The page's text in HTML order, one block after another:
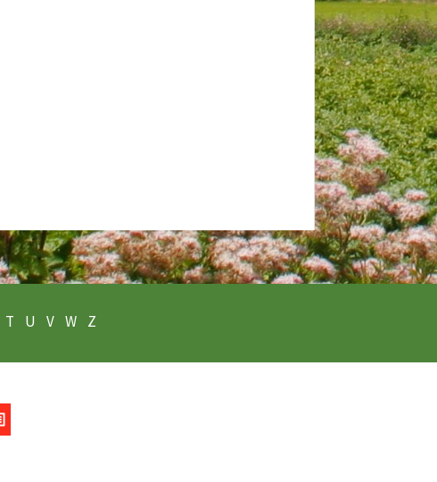
T U V W Z